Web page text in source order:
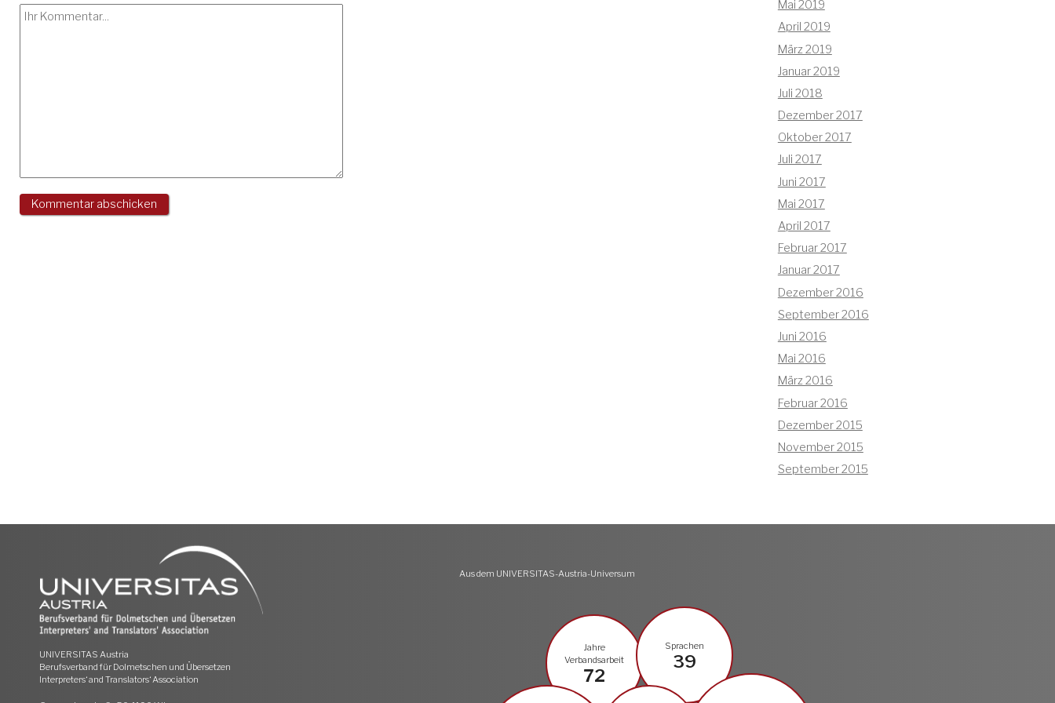
Mai 2019
April 2019
März 2019
Januar 2019
Juli 2018
Dezember 2017
Oktober 2017
Juli 2017
Juni 2017
Mai 2017
April 2017
Februar 2017
Januar 2017
Dezember 2016
September 2016
Juni 2016
Mai 2016
März 2016
Februar 2016
Dezember 2015
November 2015
September 2015
UNIVERSITAS Austria
Berufsverband für Dolmetschen und Übersetzen
Interpreters‘ and Translators‘ Association
Aus dem UNIVERSITAS-Austria-Universum
Jahre
Verbandsarbeit
72
Sprachen
39